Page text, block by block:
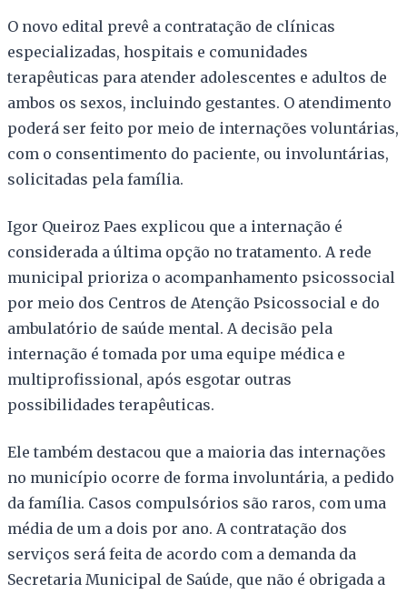
O novo edital prevê a contratação de clínicas
especializadas, hospitais e comunidades
terapêuticas para atender adolescentes e adultos de
ambos os sexos, incluindo gestantes. O atendimento
poderá ser feito por meio de internações voluntárias,
com o consentimento do paciente, ou involuntárias,
solicitadas pela família.
Igor Queiroz Paes explicou que a internação é
considerada a última opção no tratamento. A rede
municipal prioriza o acompanhamento psicossocial
por meio dos Centros de Atenção Psicossocial e do
ambulatório de saúde mental. A decisão pela
internação é tomada por uma equipe médica e
multiprofissional, após esgotar outras
possibilidades terapêuticas.
Ele também destacou que a maioria das internações
no município ocorre de forma involuntária, a pedido
da família. Casos compulsórios são raros, com uma
média de um a dois por ano. A contratação dos
serviços será feita de acordo com a demanda da
Secretaria Municipal de Saúde, que não é obrigada a